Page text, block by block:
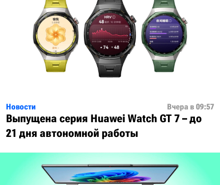
Новости Вчера в 09:57
Выпущена серия Huawei Watch GT 7 – до
21 дня автономной работы